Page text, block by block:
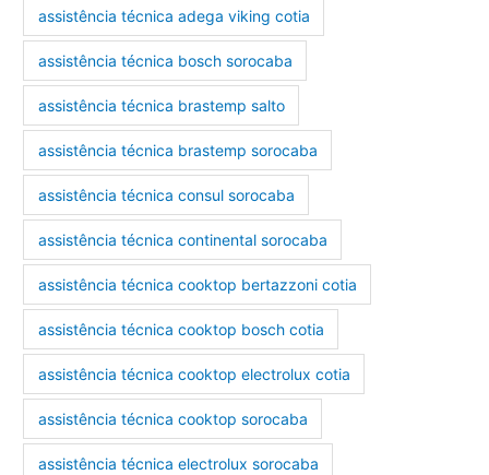
assistência técnica adega viking cotia
assistência técnica bosch sorocaba
assistência técnica brastemp salto
assistência técnica brastemp sorocaba
assistência técnica consul sorocaba
assistência técnica continental sorocaba
assistência técnica cooktop bertazzoni cotia
assistência técnica cooktop bosch cotia
assistência técnica cooktop electrolux cotia
assistência técnica cooktop sorocaba
assistência técnica electrolux sorocaba